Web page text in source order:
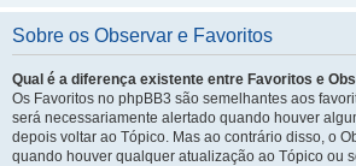
Sobre os Observar e Favoritos
Qual é a diferença existente entre Favoritos e
Os Favoritos no phpBB3 são semelhantes aos
será necessariamente alertado quando houver
depois voltar ao Tópico. Mas ao contrário disso, o
quando houver qualquer atualização ao Tópico ou